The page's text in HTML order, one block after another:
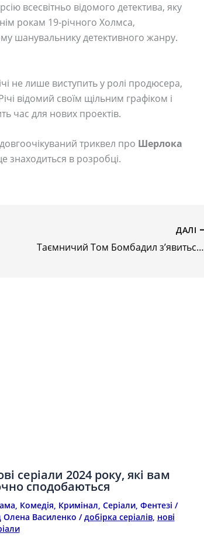
всесвітньо відомого детектива, яку
рокам 19-річного Холмса,
шанувальнику детективного жанру.
не лише виступить у ролі продюсера,
відомий своїм щільним графіком і
час для нових проектів.
триквел про Шерлока
в розробці.
ДАЛІ
Таємничий Том Бомбадил з’явиться у 2 сезоні серіалу “Володар перснів: Персні влади”. Хто це?
серіали 2024 року, які вам
сподобаються
Комедія Кримінал Серіали, Фентезі /
Олена Василенко /добірка серіалів, нові